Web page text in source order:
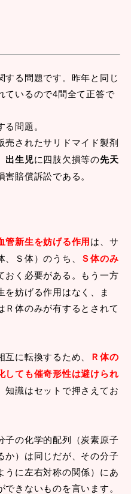
する問題です。昨年と同じ
ているので4問全て正答で
る問題。
売されたサリドマイド製剤
出生児に四肢欠損等の先天
賠償訴訟である。
管新生を妨げる作用は、サ
Ｓ体）のうち、
Ｓ体のみ
おく必要がある。もう一方
妨げる作用はなく、ま
Ｒ体のみが有するとされて
に転換するため、
Ｒ体の
しても催奇形性は避けられ
知識はセットで押さえてお
子の化学的配列（炭素原子
か）は同じだが、その分子
うに左右対称の関係）にあ
きないものを言います。